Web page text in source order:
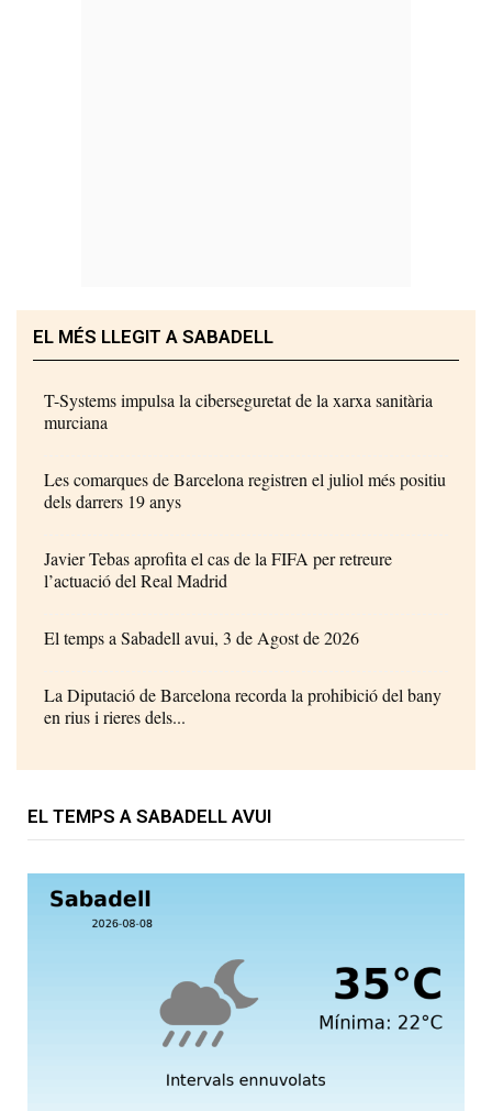
EL MÉS LLEGIT A SABADELL
T-Systems impulsa la ciberseguretat de la xarxa sanitària
murciana
Les comarques de Barcelona registren el juliol més positiu
dels darrers 19 anys
Javier Tebas aprofita el cas de la FIFA per retreure
l’actuació del Real Madrid
El temps a Sabadell avui, 3 de Agost de 2026
La Diputació de Barcelona recorda la prohibició del bany
en rius i rieres dels...
EL TEMPS A SABADELL AVUI